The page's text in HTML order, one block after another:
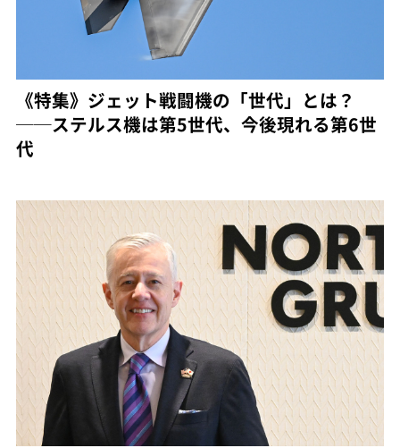
《特集》ジェット戦闘機の「世代」とは？
──ステルス機は第5世代、今後現れる第6世
代